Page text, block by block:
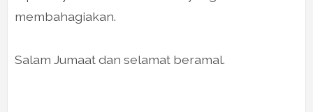
membahagiakan.
Salam Jumaat dan selamat beramal.